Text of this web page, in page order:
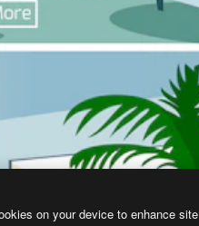
on your device to enhance site